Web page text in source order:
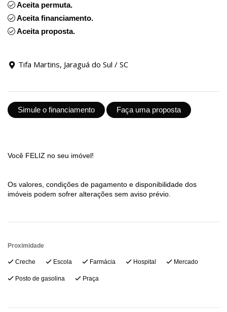
Aceita permuta.
Aceita financiamento.
Aceita proposta.
Tifa Martins, Jaraguá do Sul / SC
Simule o financiamento Faça uma proposta
Você FELIZ no seu imóvel!
Os valores, condições de pagamento e disponibilidade dos
imóveis podem sofrer alterações sem aviso prévio.
Proximidade
Creche Escola Farmácia Hospital Mercado
Posto de gasolina Praça